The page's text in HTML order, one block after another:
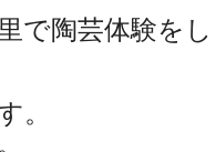
で陶芸体験を
。